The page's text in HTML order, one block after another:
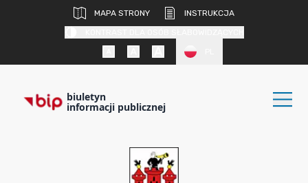
MAPA STRONY
INSTRUKCJA
biuletyn
informacji publicznej